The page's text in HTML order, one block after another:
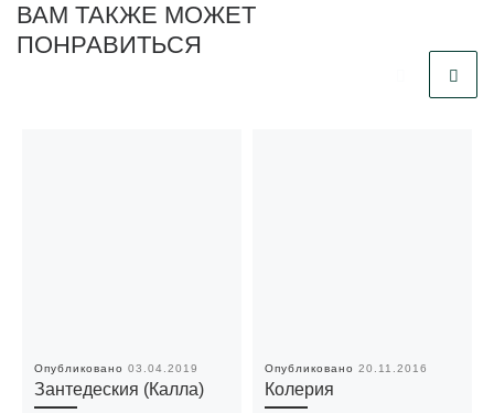
ВАМ ТАКЖЕ МОЖЕТ
ПОНРАВИТЬСЯ
Опубликовано03.04.2019
Зантедеския (Калла)
Опубликовано20.11.2016
Колерия